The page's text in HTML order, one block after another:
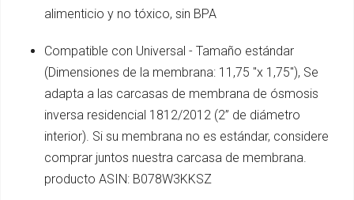
alimenticio y no tóxico, sin BPA
Compatible con Universal - Tamaño estándar
(Dimensiones de la membrana: 11,75 "x 1,75"), Se
adapta a las carcasas de membrana de ósmosis
inversa residencial 1812/2012 (2” de diámetro
interior). Si su membrana no es estándar, considere
comprar juntos nuestra carcasa de membrana.
producto ASIN: B078W3KKSZ